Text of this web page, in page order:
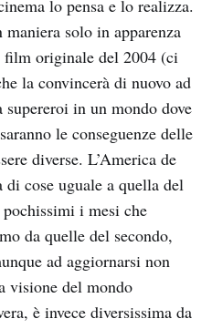
lo pensa e lo realizza.
solo in apparenza
originale del 2004 (ci
la convincerà di nuovo ad
in un mondo dove
le conseguenze delle
diverse. L’America de
di cose uguale a quella del
i mesi che
da quelle del secondo,
ad aggiornarsi non
visione del mondo
è invece diversissima da